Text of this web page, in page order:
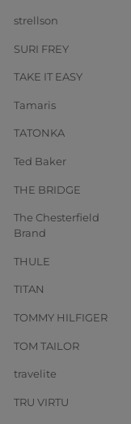
strellson
SURI FREY
TAKE IT EASY
Tamaris
TATONKA
Ted Baker
THE BRIDGE
The Chesterfield
Brand
THULE
TITAN
TOMMY HILFIGER
TOM TAILOR
travelite
TRU VIRTU